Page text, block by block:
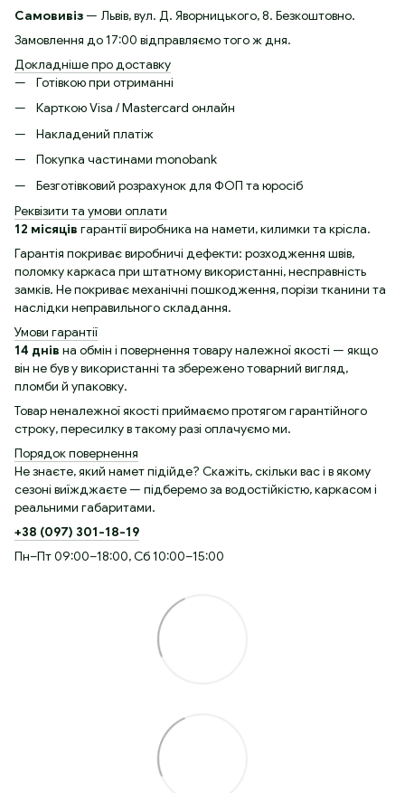
Самовивіз— Львів, вул. Д. Яворницького, 8. Безкоштовно.
Замовлення до 17:00 відправляємо того ж дня.
Докладніше про доставку
Готівкою при отриманні
Карткою Visa / Mastercard онлайн
Накладений платіж
Покупка частинами monobank
Безготівковий розрахунок для ФОП та юросіб
Реквізити та умови оплати
12 місяців гарантії виробника на намети, килимки та крісла.
Гарантія покриває виробничі дефекти: розходження швів,
поломку каркаса при штатному використанні, несправність
замків. Не покриває механічні пошкодження, порізи тканини та
наслідки неправильного складання.
Умови гарантії
14 днів на обмін і повернення товару належної якості — якщо
він не був у використанні та збережено товарний вигляд,
пломби й упаковку.
Товар неналежної якості приймаємо протягом гарантійного
строку, пересилку в такому разі оплачуємо ми.
Порядок повернення
Не знаєте, який намет підійде? Скажіть, скільки вас і в якому
сезоні виїжджаєте — підберемо за водостійкістю, каркасом і
реальними габаритами.
+38 (097) 301-18-19
Пн–Пт 09:00–18:00, Сб 10:00–15:00